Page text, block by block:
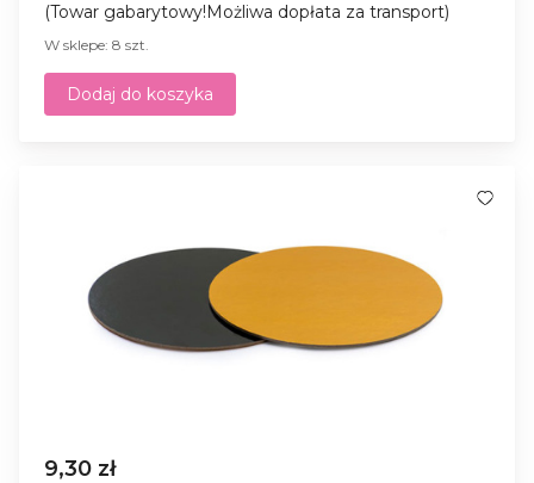
(Towar gabarytowy!Możliwa dopłata za transport)
W sklepe: 8 szt.
Dodaj do koszyka
9,30 zł